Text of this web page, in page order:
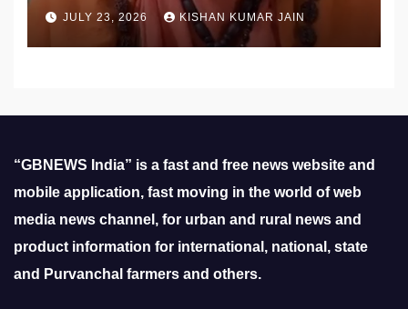
उठाई मांग
JULY 23, 2026 KISHAN KUMAR JAIN
“GBNEWS India” is a fast and free news website and
mobile application, fast moving in the world of web
media news channel, for urban and rural news and
product information for international, national, state
and Purvanchal farmers and others.